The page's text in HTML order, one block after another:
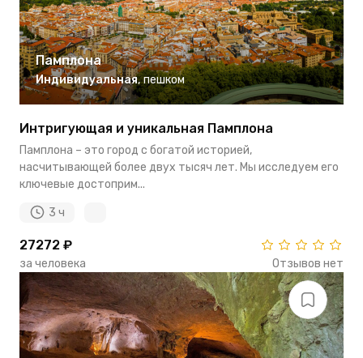
Памплона
Индивидуальная, пешком
Интригующая и уникальная Памплона
Памплона – это город с богатой историей,
насчитывающей более двух тысяч лет. Мы исследуем его
ключевые достоприм...
3 ч
27272 ₽
за человека Отзывов нет